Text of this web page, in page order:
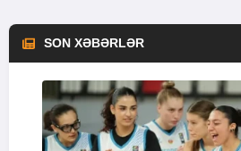
SON XƏBƏRLƏR